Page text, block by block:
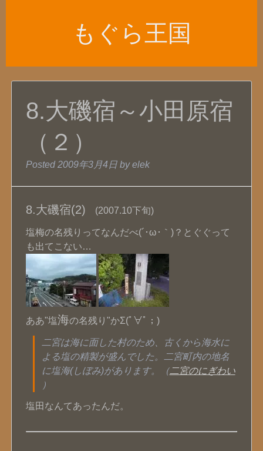
もぐら王国
8.大磯宿～小田原宿
（２）
Posted2009年3月4日 by elek
8.大磯宿(2) (2007.10下旬)
塩梅の名残りってなんだべ(´･ω･｀)？とぐぐって
も出てこない…
ああ"塩海の名残り"かΣ(ﾟ∀ﾟ；)
二宮は海に面した村のため、古くから海水に
よる塩の精製が盛んでした。二宮町内の地名
に塩海(しぼみ)があります。（二宮のにぎわい
）
塩田なんてあったんだ。